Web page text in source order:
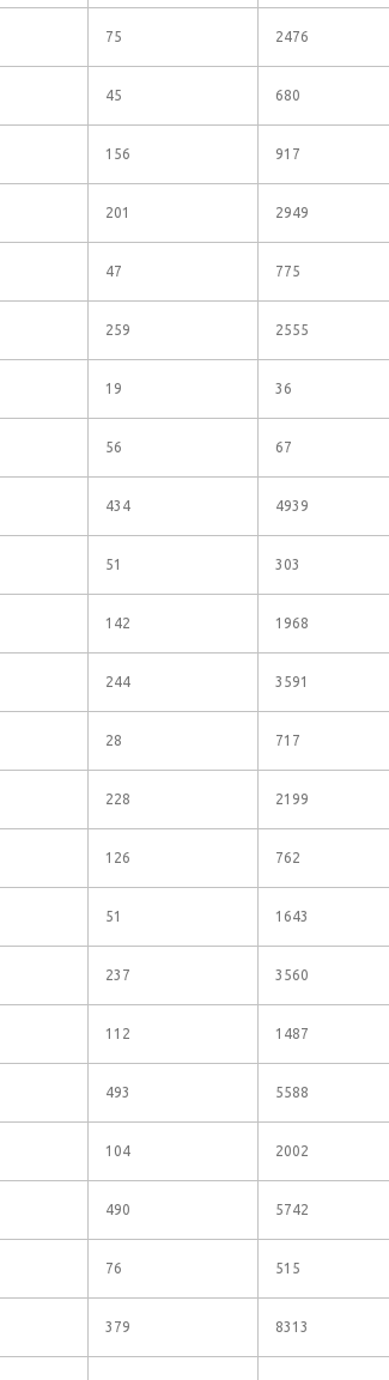
75 2476
45 680
156 917
201 2949
47 775
259 2555
19 36
56 67
434 4939
51 303
142 1968
244 3591
28 717
228 2199
126 762
51 1643
237 3560
112 1487
493 5588
104 2002
490 5742
76 515
379 8313